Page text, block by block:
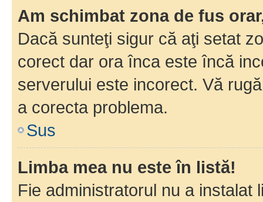
Am schimbat zona de fus
Dacă sunteţi sigur că aţi setat
corect dar ora înca este încă
serverului este incorect. Vă
a corecta problema.
Sus
Limba mea nu este în listă!
Fie administratorul nu a instalat